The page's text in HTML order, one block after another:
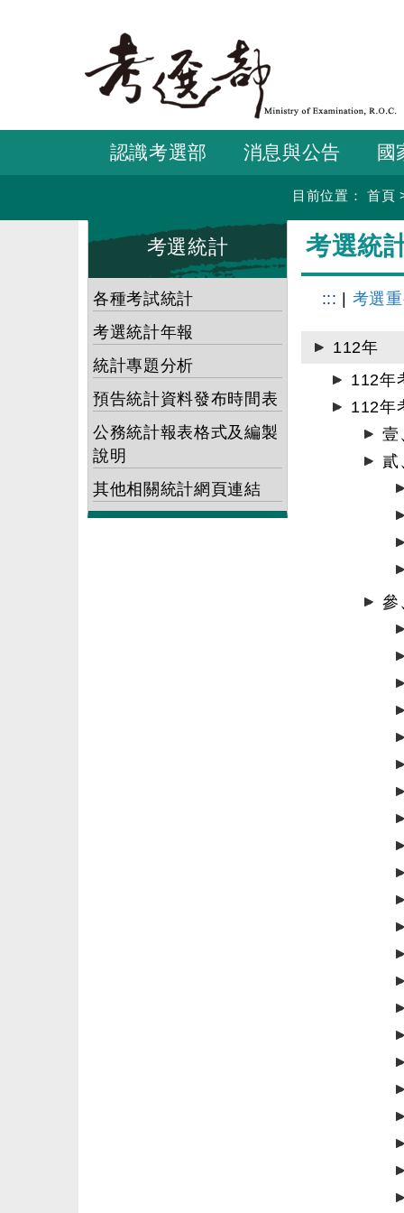
要
容
認識考選部 消息與公告 國
目前位置： 首頁
考選統計
各種考試統計
考選統計年報
統計專題分析
預告統計資料發布時間表
公務統計報表格式及編製
說明
其他相關統計網頁連結
考選統
::: 考選
112年
112年
112年
壹
貳
參